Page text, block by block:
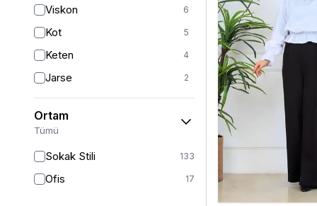
Viskon 6
Kot 5
Keten 4
Jarse 2
Krep 2
Müslin 1
Ortam
Tümü
Sokak Stili 133
Ofis 17